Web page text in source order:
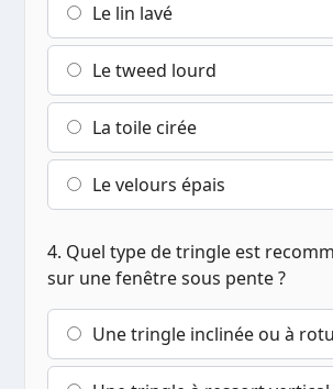
Le lin lavé
Le tweed lourd
La toile cirée
Le velours épais
4. Quel type de tringle est
sur une fenêtre sous pente ?
Une tringle inclinée ou à